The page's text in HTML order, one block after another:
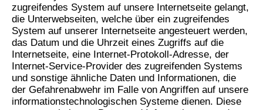
zugreifendes System auf unsere Internetseite gelangt,
die Unterwebseiten, welche über ein zugreifendes
System auf unserer Internetseite angesteuert werden,
das Datum und die Uhrzeit eines Zugriffs auf die
Internetseite, eine Internet-Protokoll-Adresse, der
Internet-Service-Provider des zugreifenden Systems
und sonstige ähnliche Daten und Informationen, die
der Gefahrenabwehr im Falle von Angriffen auf unsere
informationstechnologischen Systeme dienen. Diese